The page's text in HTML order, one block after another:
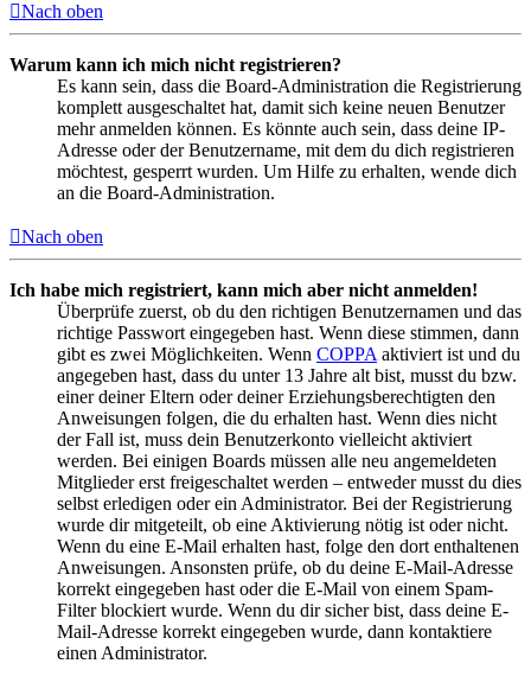
Nach oben
Warum kann ich mich nicht registrieren?
Es kann sein, dass die Board-Administration die Registrierung
komplett ausgeschaltet hat, damit sich keine neuen Benutzer
mehr anmelden können. Es könnte auch sein, dass deine IP-
Adresse oder der Benutzername, mit dem du dich registrieren
möchtest, gesperrt wurden. Um Hilfe zu erhalten, wende dich
an die Board-Administration.
Nach oben
Ich habe mich registriert, kann mich aber nicht anmelden!
Überprüfe zuerst, ob du den richtigen Benutzernamen und das
richtige Passwort eingegeben hast. Wenn diese stimmen, dann
gibt es zwei Möglichkeiten. Wenn COPPA aktiviert ist und du
angegeben hast, dass du unter 13 Jahre alt bist, musst du bzw.
einer deiner Eltern oder deiner Erziehungsberechtigten den
Anweisungen folgen, die du erhalten hast. Wenn dies nicht
der Fall ist, muss dein Benutzerkonto vielleicht aktiviert
werden. Bei einigen Boards müssen alle neu angemeldeten
Mitglieder erst freigeschaltet werden – entweder musst du dies
selbst erledigen oder ein Administrator. Bei der Registrierung
wurde dir mitgeteilt, ob eine Aktivierung nötig ist oder nicht.
Wenn du eine E-Mail erhalten hast, folge den dort enthaltenen
Anweisungen. Ansonsten prüfe, ob du deine E-Mail-Adresse
korrekt eingegeben hast oder die E-Mail von einem Spam-
Filter blockiert wurde. Wenn du dir sicher bist, dass deine E-
Mail-Adresse korrekt eingegeben wurde, dann kontaktiere
einen Administrator.